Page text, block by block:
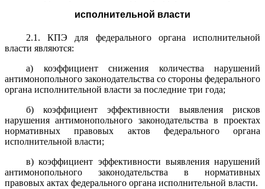
исполнительной власти
2.1. КПЭ для федерального органа исполнительной
власти являются:
а) коэффициент снижения количества нарушений
антимонопольного законодательства со стороны федерального
органа исполнительной власти за последние три года;
б) коэффициент эффективности выявления рисков
нарушения антимонопольного законодательства в проектах
нормативных правовых актов федерального органа
исполнительной власти;
в) коэффициент эффективности выявления нарушений
антимонопольного законодательства в нормативных
правовых актах федерального органа исполнительной власти.